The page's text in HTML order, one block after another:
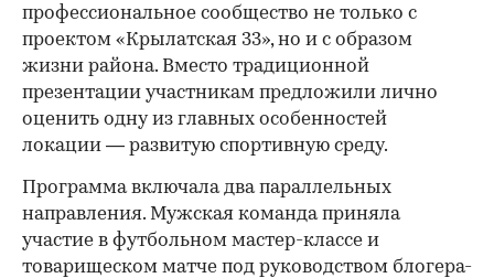
профессиональное сообщество не только с
проектом «Крылатская 33», но и с образом
жизни района. Вместо традиционной
презентации участникам предложили лично
оценить одну из главных особенностей
локации — развитую спортивную среду.
Программа включала два параллельных
направления. Мужская команда приняла
участие в футбольном мастер-классе и
товарищеском матче под руководством блогера-